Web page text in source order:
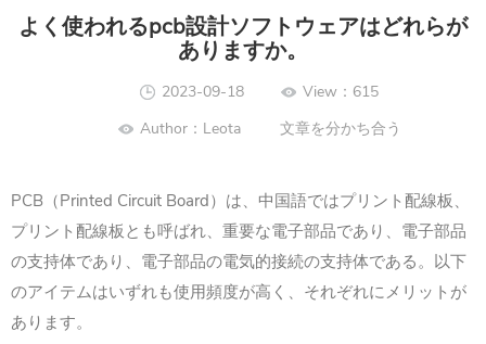
よく使われるpcb設計ソフトウェアはどれらが
ありますか。
2023-09-18
View：615
Author：Leota 文章を分かち合う
PCB （Printed Circuit Board）は、中国語ではプリント配線板、
プリント配線板とも呼ばれ、重要な電子部品であり、電子部品
の支持体であり、電子部品の電気的接続の支持体である。以下
のアイテムはいずれも使用頻度が高く、それぞれにメリットが
あります。